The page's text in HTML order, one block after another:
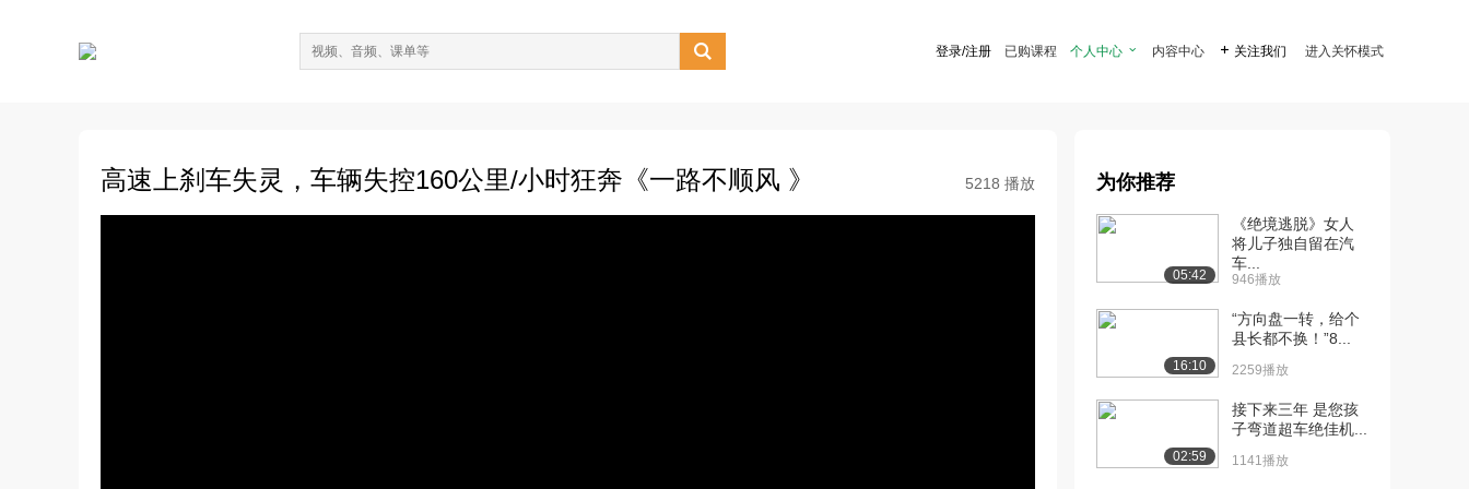
 登录/注册 已购课程 个人中心  内容中心  关注我们 进入关怀模式
高速上刹车失灵，车辆失控160公里/小时狂奔《一路不顺风 》 5218 播放 为你推荐
05:42
《绝境逃脱》女人
将儿子独自留在汽
车...
946播放
16:10
“方向盘一转，给个
县长都不换！”8...
2259播放
02:59
接下来三年 是您孩
子弯道超车绝佳机...
1141播放